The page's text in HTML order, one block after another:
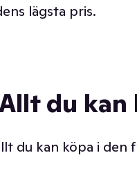
lägsta pris.
du
du kan köpa i den